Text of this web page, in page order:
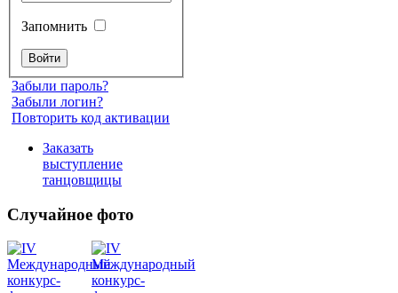
Запомнить
Забыли пароль?
Забыли логин?
Повторить код активации
Заказать
выступление
танцовщицы
Случайное фото
Танец